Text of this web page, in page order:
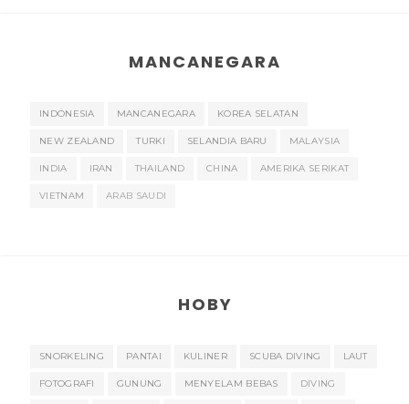
MANCANEGARA
INDONESIA MANCANEGARA KOREA SELATAN
NEW ZEALAND TURKI SELANDIA BARU MALAYSIA
INDIA IRAN THAILAND CHINA AMERIKA SERIKAT
VIETNAM ARAB SAUDI
HOBY
SNORKELING PANTAI KULINER SCUBA DIVING LAUT
FOTOGRAFI GUNUNG MENYELAM BEBAS DIVING